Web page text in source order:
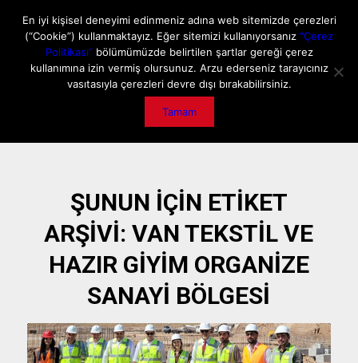
GİZLİLİK POLİTİKASI İLETİŞİM ÖNEMLİ DUYURU
ŞUNUN IÇIN ETIKET
ARŞIVI:VAN TEKSTIL VE
HAZIR GIYIM ORGANIZE
SANAYI BÖLGESI
En iyi kişisel deneyimi edinmeniz adına web sitemizde çerezleri
(“Cookie”) kullanmaktayız. Eğer sitemizi kullanıyorsanız “Çerez
Politikası”bölümümüzde belirtilen şartlar gereği çerez
kullanımına izin vermiş olursunuz. Arzu ederseniz tarayıcınız
vasıtasıyla çerezleri devre dışı bırakabilirsiniz.
Tamam